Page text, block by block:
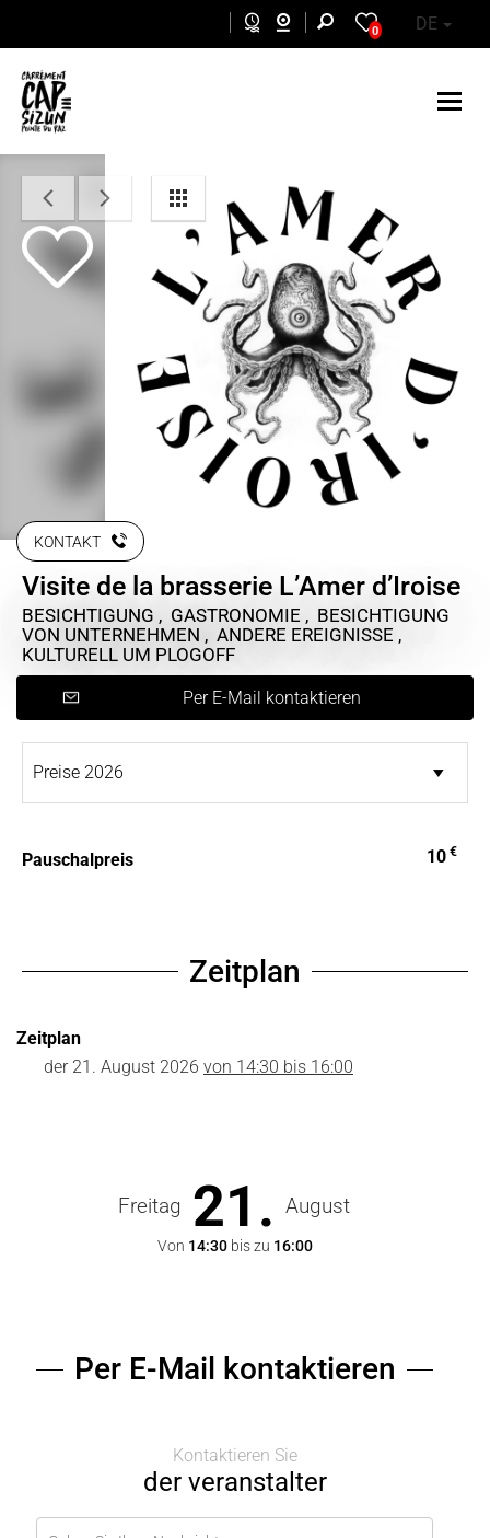
0 DE
KONTAKT
Visite de la brasserie L’Amer d’Iroise
BESICHTIGUNG , GASTRONOMIE , BESICHTIGUNG
VON UNTERNEHMEN , ANDERE EREIGNISSE ,
KULTURELL UM PLOGOFF
Per E-Mail kontaktieren
Pauschalpreis 10 €
Zeitplan
Zeitplan
der 21. August 2026 von 14:30 bis 16:00
Freitag 21. August
Von 14:30 bis zu 16:00
Per E-Mail kontaktieren
Kontaktieren Sie
der veranstalter